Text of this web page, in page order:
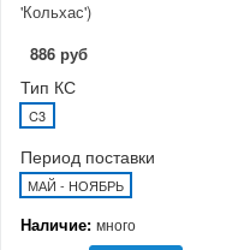
'Кольхас')
886 руб
Тип КС
C3
Период поставки
МАЙ - НОЯБРЬ
Наличие: много